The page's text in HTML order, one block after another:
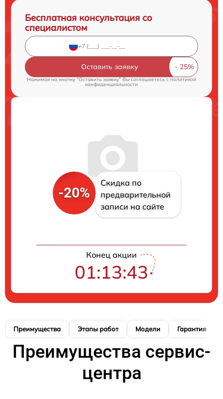
Бесплатная консультация со
специалистом
Оставить заявку
Нажимая на кнопку "Оставить заявку" Вы соглашаетесь cполитикой
конфиденциальности
-20%
Скидка по
предварительной
записи на сайте
Конец акции
01:13:42
Преимущества Этапы работ Модели Гарантия
Преимущества сервис-
центра